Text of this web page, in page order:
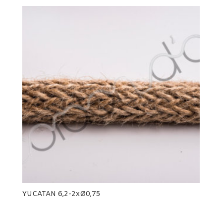
YUCATAN 6,2-2xØ0,75